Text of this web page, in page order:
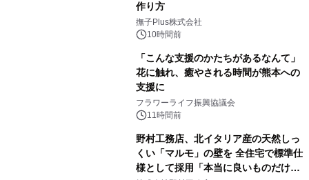
作り方
撫子Plus株式会社
10時間前
「こんな支援のかたちがあるなんて」
花に触れ、癒やされる時間が熊本への
支援に
フラワーライフ振興協議会
11時間前
野村工務店、北イタリア産の天然しっ
くい「マルモ」の壁を 全住宅で標準仕
様として採用「本当に良いものだけに